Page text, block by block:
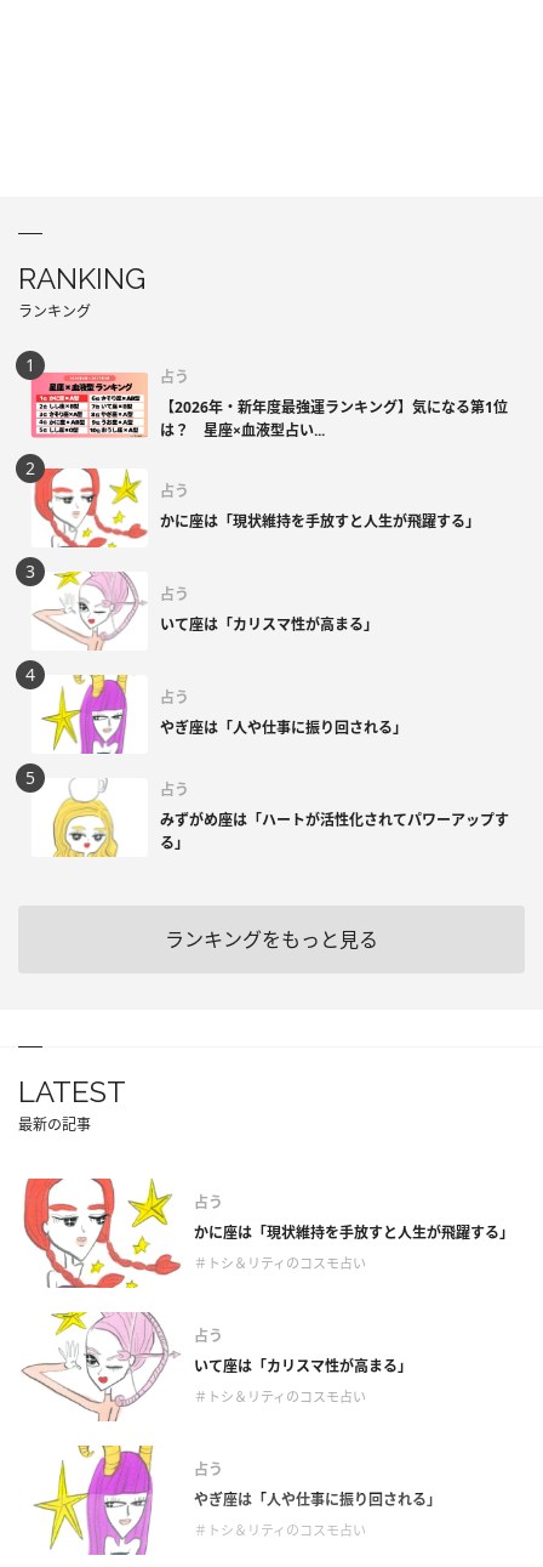
RANKING
ランキング
占う
【2026年・新年度最強運ランキング】気になる第1位
は？ 星座×血液型占い...
占う
かに座は「現状維持を手放すと人生が飛躍する」
占う
いて座は「カリスマ性が高まる」
占う
やぎ座は「人や仕事に振り回される」
占う
みずがめ座は「ハートが活性化されてパワーアップす
る」
ランキングをもっと見る
LATEST
最新の記事
占う
かに座は「現状維持を手放すと人生が飛躍する」
＃トシ＆リティのコスモ占い
占う
いて座は「カリスマ性が高まる」
＃トシ＆リティのコスモ占い
占う
やぎ座は「人や仕事に振り回される」
＃トシ＆リティのコスモ占い